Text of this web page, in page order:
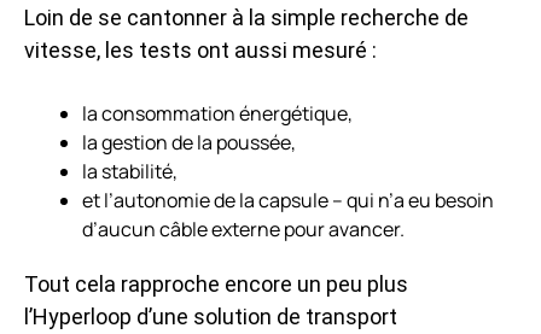
Loin de se cantonner à la simple recherche de
vitesse, les tests ont aussi mesuré :
la consommation énergétique,
la gestion de la poussée,
la stabilité,
et l’autonomie de la capsule – qui n’a eu besoin
d’aucun câble externe pour avancer.
Tout cela rapproche encore un peu plus
l’Hyperloop d’une solution de transport